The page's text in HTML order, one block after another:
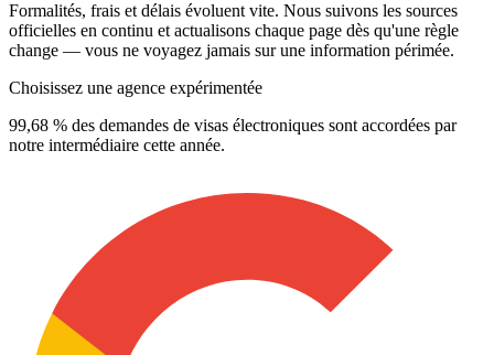
Formalités, frais et délais évoluent vite. Nous suivons les sources
officielles en continu et actualisons chaque page dès qu'une règle
change — vous ne voyagez jamais sur une information périmée.
Choisissez une agence expérimentée
99,68 % des demandes de visas électroniques sont accordées par
notre intermédiaire cette année.